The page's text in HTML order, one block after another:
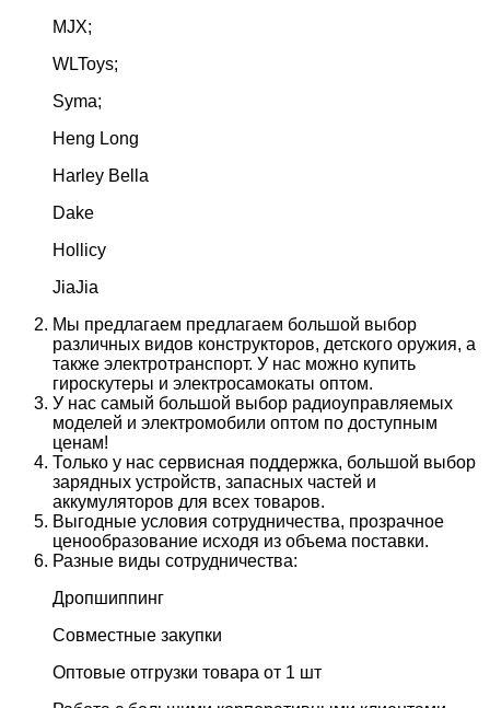
MJX;
WLToys;
Syma;
Heng Long
Harley Bella
Dake
Hollicy
JiaJia
Мы предлагаем предлагаем большой выбор
различных видов конструкторов, детского оружия, а
также электротранспорт. У нас можно купить
гироскутеры и электросамокаты оптом.
У нас самый большой выбор радиоуправляемых
моделей и электромобили оптом по доступным
ценам!
Только у нас сервисная поддержка, большой выбор
зарядных устройств, запасных частей и
аккумуляторов для всех товаров.
Выгодные условия сотрудничества, прозрачное
ценообразование исходя из объема поставки.
Разные виды сотрудничества:
Дропшиппинг
Совместные закупки
Оптовые отгрузки товара от 1 шт